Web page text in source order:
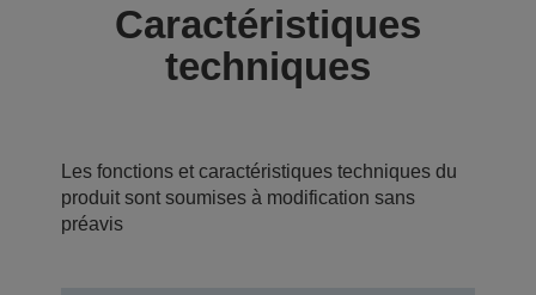
Caractéristiques
techniques
Les fonctions et caractéristiques techniques du
produit sont soumises à modification sans
préavis